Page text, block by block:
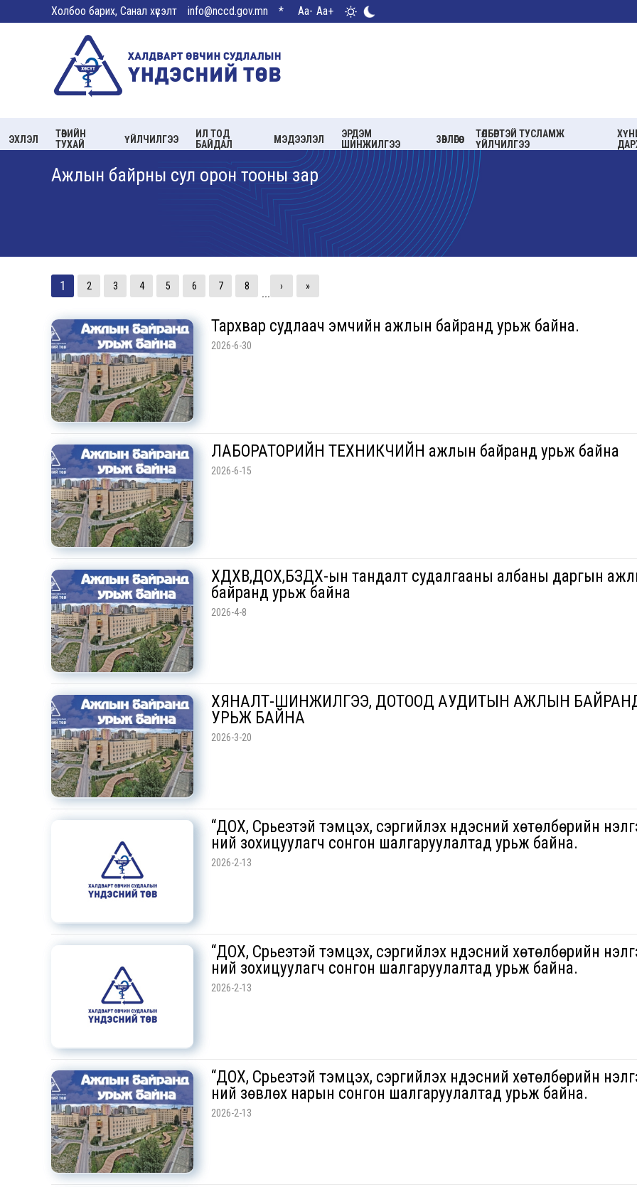
Холбоо барих, Санал хүсэлт info@nccd.gov.mn * Aa- Aa+
ЭХЛЭЛ
ТӨВИЙН
ТУХАЙ
ҮЙЛЧИЛГЭЭ
ИЛ ТОД
БАЙДАЛ
МЭДЭЭЛЭЛ
ЭРДЭМ
ШИНЖИЛГЭЭ
ЗӨВЛӨГӨӨ
ТӨЛБӨРТЭЙ ТУСЛАМЖ
ҮЙЛЧИЛГЭЭ
Ажлын байрны сул орон тооны зар
1 2 3 4 5 6 7 8
...
› »
Тархвар судлаач эмчийн ажлын байранд урьж байна.
2026-6-30
ЛАБОРАТОРИЙН ТЕХНИКЧИЙН ажлын байранд урьж байна
2026-6-15
ХДХВ,ДОХ,БЗДХ-ын тандалт судалгааны албаны даргын
байранд урьж байна
2026-4-8
ХЯНАЛТ-ШИНЖИЛГЭЭ, ДОТООД АУДИТЫН АЖЛЫН
УРЬЖ БАЙНА
2026-3-20
“ДОХ, Сүрьеэтэй тэмцэх, сэргийлэх үндэсний хөтөлбөрийн
ний зохицуулагч сонгон шалгаруулалтад урьж байна.
2026-2-13
“ДОХ, Сүрьеэтэй тэмцэх, сэргийлэх үндэсний хөтөлбөрийн
ний зохицуулагч сонгон шалгаруулалтад урьж байна.
2026-2-13
“ДОХ, Сүрьеэтэй тэмцэх, сэргийлэх үндэсний хөтөлбөрийн
ний зөвлөх нарын сонгон шалгаруулалтад урьж байна.
2026-2-13